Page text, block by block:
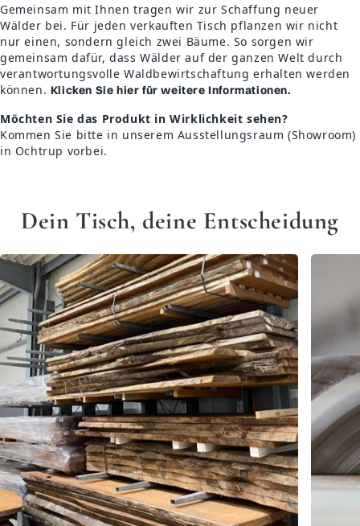
Gemeinsam mit Ihnen tragen wir zur Schaffung neuer
Wälder bei. Für jeden verkauften Tisch pflanzen wir nicht
nur einen, sondern gleich zwei Bäume. So sorgen wir
gemeinsam dafür, dass Wälder auf der ganzen Welt durch
verantwortungsvolle Waldbewirtschaftung erhalten werden
können. Klicken Sie hier für weitere Informationen.
Möchten Sie das Produkt in Wirklichkeit sehen?
Kommen Sie bitte in unserem Ausstellungsraum (Showroom)
in Ochtrup vorbei.
Dein Tisch, deine Entscheidung